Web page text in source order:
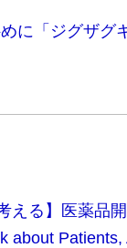
に「ジグザグ
考える】医薬品
about Patients,